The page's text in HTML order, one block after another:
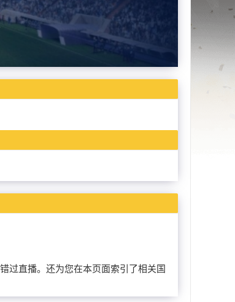
过直播。还为您在本页面索引了相关国